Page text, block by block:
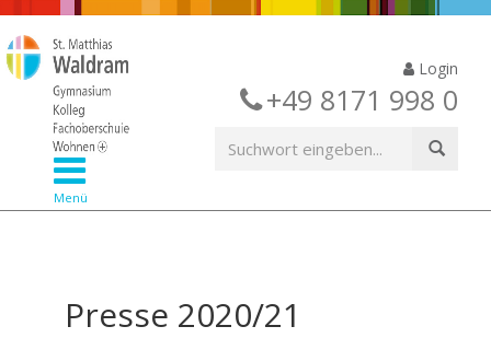
Login
+49 8171 998 0
Menü
Presse 2020/21